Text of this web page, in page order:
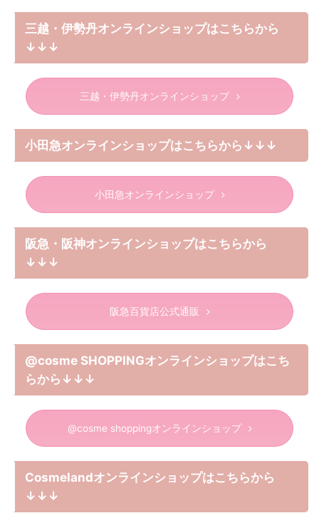
三越・伊勢丹オンラインショップはこちらから
↓↓↓
三越・伊勢丹オンラインショップ
小田急オンラインショップはこちらから↓↓↓
小田急オンラインショップ
阪急・阪神オンラインショップはこちらから
↓↓↓
阪急百貨店公式通販
@cosme SHOPPINGオンラインショップはこち
らから↓↓↓
@cosme shoppingオンラインショップ
Cosmelandオンラインショップはこちらから
↓↓↓